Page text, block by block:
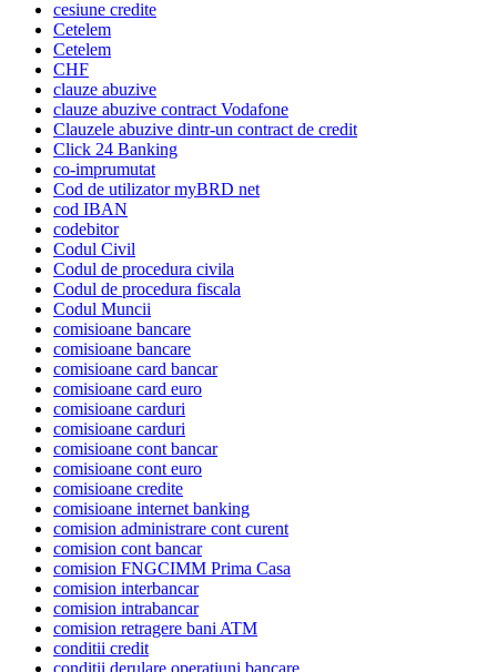
cesiune credite
Cetelem
Cetelem
CHF
clauze abuzive
clauze abuzive contract Vodafone
Clauzele abuzive dintr-un contract de credit
Click 24 Banking
co-imprumutat
Cod de utilizator myBRD net
cod IBAN
codebitor
Codul Civil
Codul de procedura civila
Codul de procedura fiscala
Codul Muncii
comisioane bancare
comisioane bancare
comisioane card bancar
comisioane card euro
comisioane carduri
comisioane carduri
comisioane cont bancar
comisioane cont euro
comisioane credite
comisioane internet banking
comision administrare cont curent
comision cont bancar
comision FNGCIMM Prima Casa
comision interbancar
comision intrabancar
comision retragere bani ATM
conditii credit